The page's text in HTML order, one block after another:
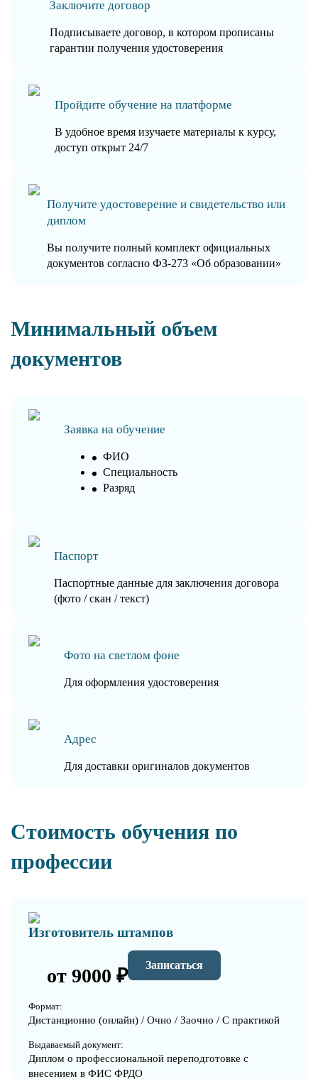
Заключите договор
Подписываете договор, в котором прописаны
гарантии получения удостоверения
Пройдите обучение на платформе
В удобное время изучаете материалы к курсу,
доступ открыт 24/7
Получите удостоверение и свидетельство или
диплом
Вы получите полный комплект официальных
документов согласно ФЗ-273 «Об образовании»
Минимальный объем
документов
Заявка на обучение
ФИО
Специальность
Разряд
Паспорт
Паспортные данные для заключения договора
(фото / скан / текст)
Фото на светлом фоне
Для оформления удостоверения
Адрес
Для доставки оригиналов документов
Стоимость обучения по
профессии
Изготовитель штампов
от 9000 ₽ Записаться
Формат:
Дистанционно (онлайн) / Очно / Заочно / С практикой
Выдаваемый документ:
Диплом о профессиональной переподготовке с
внесением в ФИС ФРДО